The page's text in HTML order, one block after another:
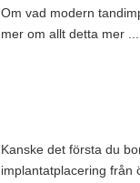
Om vad modern
mer om allt detta mer ...
Kanske det första du
implantatplacering från